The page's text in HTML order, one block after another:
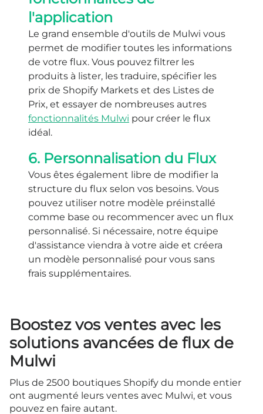
l'application
Le grand ensemble d'outils de Mulwi vous
permet de modifier toutes les informations
de votre flux. Vous pouvez filtrer les
produits à lister, les traduire, spécifier les
prix de Shopify Markets et des Listes de
Prix, et essayer de nombreuses autres
fonctionnalités Mulwi pour créer le flux
idéal.
6. Personnalisation du Flux
Vous êtes également libre de modifier la
structure du flux selon vos besoins. Vous
pouvez utiliser notre modèle préinstallé
comme base ou recommencer avec un flux
personnalisé. Si nécessaire, notre équipe
d'assistance viendra à votre aide et créera
un modèle personnalisé pour vous sans
frais supplémentaires.
Boostez vos ventes avec les
solutions avancées de flux de
Mulwi
Plus de 2500 boutiques Shopify du monde entier
ont augmenté leurs ventes avec Mulwi, et vous
pouvez en faire autant.